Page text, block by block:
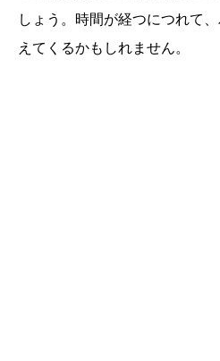
しょう。時間が経つにつれて
えてくるかもしれません。